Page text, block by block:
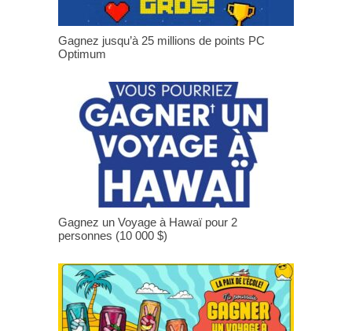
Gagnez jusqu’à 25 millions de points PC
Optimum
Gagnez un Voyage à Hawaï pour 2
personnes (10 000 $)